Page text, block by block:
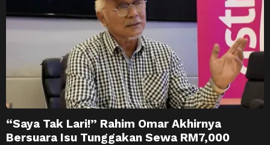
“Saya Tak Lari!” Rahim Omar Akhirnya
Bersuara Isu Tunggakan Sewa RM7,000